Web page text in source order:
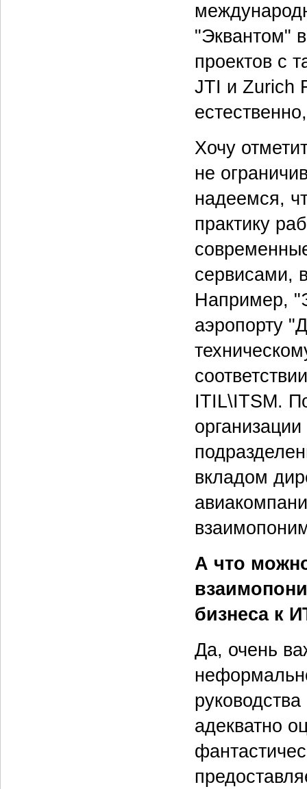
"Эквантом"
проектов с
JTI и Zurich
Хочу
не
надеемся,
практику
сервисами,
Например,
аэропорту
ITIL\ITSM.
вкладом
А что
бизнеса к
Да, очень
адекватно